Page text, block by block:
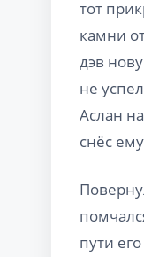
тот
камни
дэв
не
Аслан
снёс
пути